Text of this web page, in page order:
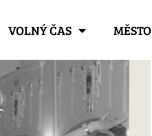
VOLNÝ ČAS MĚSTO